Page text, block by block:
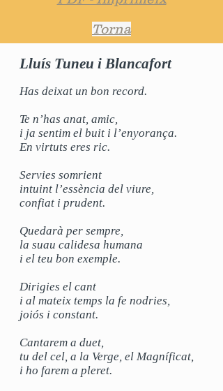
Torna
Lluís Tuneu i Blancafort
Has deixat un bon record.
Te n’has anat, amic,
i ja sentim el buit i l’enyorança.
En virtuts eres ric.
Servies somrient
intuint l’essència del viure,
confiat i prudent.
Quedarà per sempre,
la suau calidesa humana
i el teu bon exemple.
Dirigies el cant
i al mateix temps la fe nodries,
joiós i constant.
Cantarem a duet,
tu del cel, a la Verge, el Magníficat,
i ho farem a pleret.